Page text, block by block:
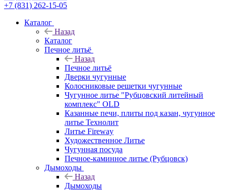
+7 (831) 262-15-05
Каталог
Назад
Каталог
Печное литьё
Назад
Печное литьё
Дверки чугунные
Колосниковые решетки чугунные
Чугунное литье "Рубцовский литейный
комплекс" OLD
Казанные печи, плиты под казан, чугунное
литье Технолит
Литье Fireway
Художественное Литье
Чугунная посуда
Печное-каминное литье (Рубцовск)
Дымоходы
Назад
Дымоходы